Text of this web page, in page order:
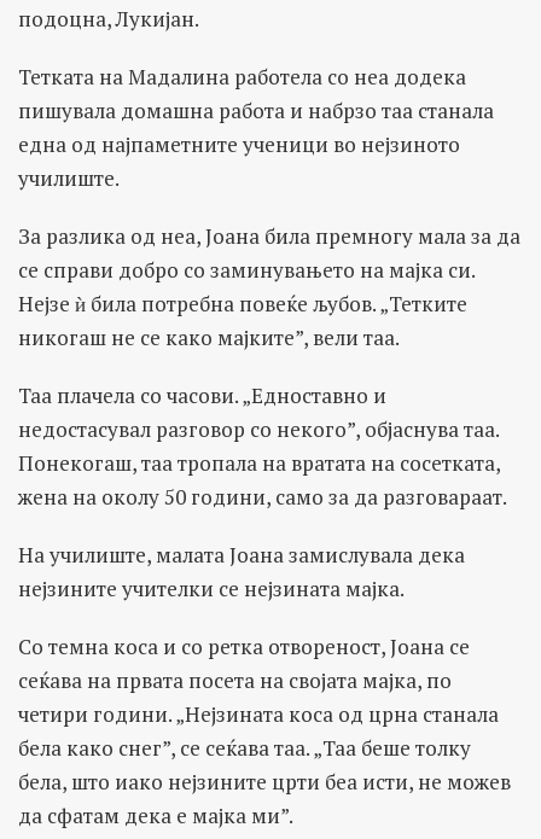
подоцна, Лукијан.
Тетката на Мадалина работела со неа додека
пишувала домашна работа и набрзо таа станала
една од најпаметните ученици во нејзиното
училиште.
За разлика од неа, Јоана била премногу мала за да
се справи добро со заминувањето на мајка си.
Нејзе ѝ била потребна повеќе љубов. „Тетките
никогаш не се како мајките”, вели таа.
Таа плачела со часови. „Едноставно и
недостасувал разговор со некого”, објаснува таа.
Понекогаш, таа тропала на вратата на сосетката,
жена на околу 50 години, само за да разговараат.
На училиште, малата Јоана замислувала дека
нејзините учителки се нејзината мајка.
Со темна коса и со ретка отвореност, Јоана се
сеќава на првата посета на својата мајка, по
четири години. „Нејзината коса од црна станала
бела како снег”, се сеќава таа. „Таа беше толку
бела, што иако нејзините црти беа исти, не можев
да сфатам дека е мајка ми”.